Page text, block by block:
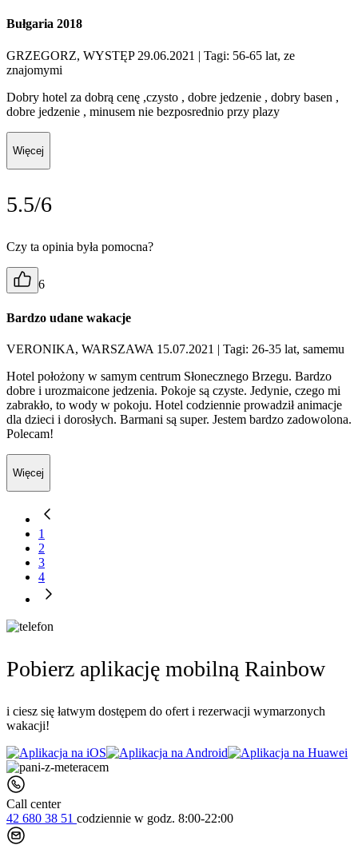
Bułgaria 2018
GRZEGORZ, WYSTĘP 29.06.2021 | Tagi: 56-65 lat, ze
znajomymi
Dobry hotel za dobrą cenę ,czysto , dobre jedzenie , dobry basen ,
dobre jedzenie , minusem nie bezposrednio przy plazy
Więcej
5.5/6
Czy ta opinia była pomocna?
6
Bardzo udane wakacje
VERONIKA, WARSZAWA 15.07.2021 | Tagi: 26-35 lat, samemu
Hotel położony w samym centrum Słonecznego Brzegu. Bardzo
dobre i urozmaicone jedzenia. Pokoje są czyste. Jedynie, czego mi
zabrakło, to wody w pokoju. Hotel codziennie prowadził animacje
dla dzieci i dorosłych. Barmani są super. Jestem bardzo zadowolona.
Polecam!
Więcej
1
2
3
4
Pobierz aplikację mobilną Rainbow
i ciesz się łatwym dostępem do ofert i rezerwacji wymarzonych
wakacji!
Call center
42 680 38 51 codziennie w godz. 8:00-22:00